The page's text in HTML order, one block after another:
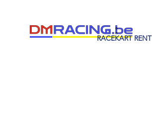
RACEKART RENT